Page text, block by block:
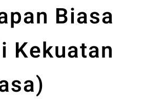
Biasa
Kekuatan